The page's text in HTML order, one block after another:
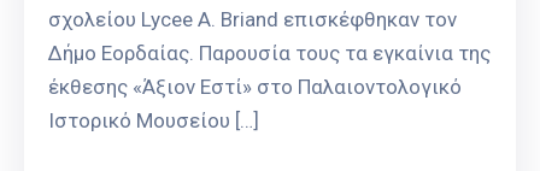
σχολείου Lycee A. Briand επισκέφθηκαν τον
Δήμο Εορδαίας. Παρουσία τους τα εγκαίνια της
έκθεσης «Άξιον Εστί» στο Παλαιοντολογικό
Ιστορικό Μουσείου […]